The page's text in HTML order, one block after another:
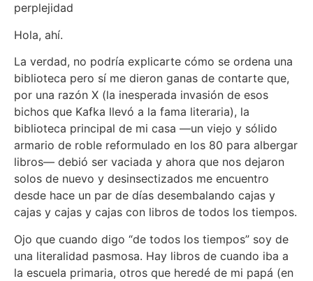
perplejidad
Hola, ahí.
La verdad, no podría explicarte cómo se ordena una
biblioteca pero sí me dieron ganas de contarte que,
por una razón X (la inesperada invasión de esos
bichos que Kafka llevó a la fama literaria), la
biblioteca principal de mi casa —un viejo y sólido
armario de roble reformulado en los 80 para albergar
libros— debió ser vaciada y ahora que nos dejaron
solos de nuevo y desinsectizados me encuentro
desde hace un par de días desembalando cajas y
cajas y cajas y cajas con libros de todos los tiempos.
Ojo que cuando digo “de todos los tiempos” soy de
una literalidad pasmosa. Hay libros de cuando iba a
la escuela primaria, otros que heredé de mi papá (en